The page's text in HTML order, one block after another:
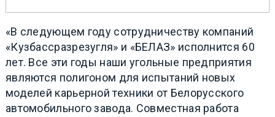
«В следующем году сотрудничеству компаний
«Кузбассразрезугля» и «БЕЛАЗ» исполнится 60
лет. Все эти годы наши угольные предприятия
являются полигоном для испытаний новых
моделей карьерной техники от Белорусского
автомобильного завода. Совместная работа